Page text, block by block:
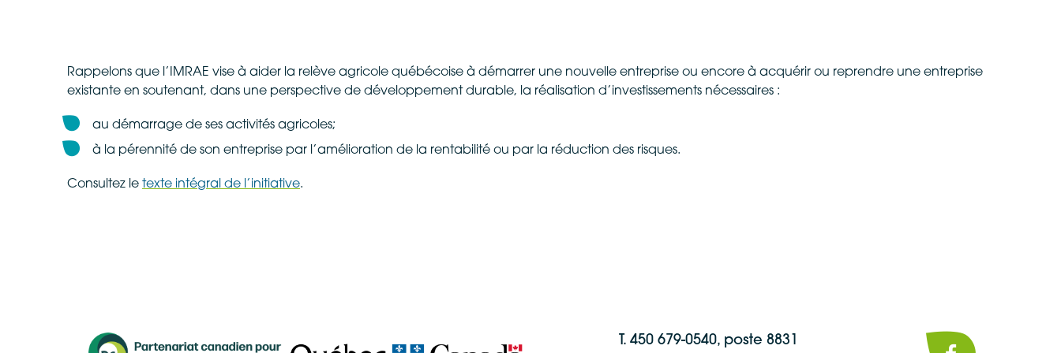
Rappelons que l’IMRAE ​vise à aider la relève agricole québécoise à démarrer une nouvelle entreprise ou encore à acquérir ou reprendre une entreprise
existante en soutenant, dans une perspective de développement durable, la réalisation d’investissements nécessaires :
au démarrage de ses activités agricoles;
à la pérennité de son entreprise par l’amélioration de la rentabilité ou par la réduction des risques.
Consultez le texte intégral de l’initiative.
T. 450 679-0540, poste 8831